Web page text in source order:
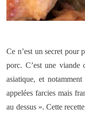
Ce n’est un secret pour
porc. C’est une viande
asiatique, et
appelées farcies mais
au dessus ». Cette